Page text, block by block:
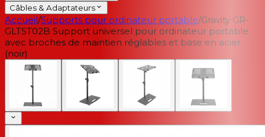
Câbles & Adaptateurs
Accueil/Supports pour ordinateur portable/Gravity GR-
GLTST02B Support universel pour ordinateur portable
avec broches de maintien réglables et base en acier
(noir)